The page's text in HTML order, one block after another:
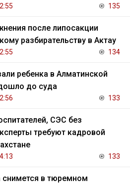
135
после липосакции
разбирательству в Актау
134
ребенка в Алматинской
до суда
133
СЭС без
требуют кадровой
133
в тюремном